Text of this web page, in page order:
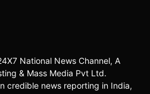
National News Channel, A
& Mass Media Pvt Ltd.
credible news reporting in India,